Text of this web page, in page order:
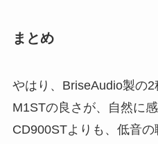
まとめ
やはり、BriseAudio製の2
M1STの良さが、自然に
CD900STよりも、低音